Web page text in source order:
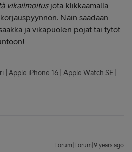
vikailmoitus jota klikkaamalla
Näin saadaan
ja vikapuolen pojat tai tytöt
| Apple iPhone 16 | Apple Watch SE |
Forum|Forum|9 years ago